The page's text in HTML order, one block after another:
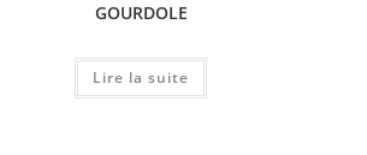
GOURDOLE
Lire la suite